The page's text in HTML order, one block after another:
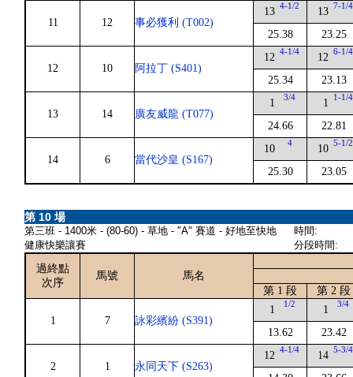
11 12 事必獲利 (T002)
13 4-1/2
25.38
13 7-1/4
23.25
12 10 阿拉丁 (S401)
12 4-1/4
25.34
12 6-1/4
23.13
13 14 廣友威龍 (T077)
1 3/4
24.66
1 1-1/4
22.81
14 6 當代沙皇 (S167)
10 4
25.30
10 5-1/2
23.05
第 10 場
第三班 - 1400米 - (80-60) - 草地 - "A" 賽道 - 好地至快地
健康快樂讓賽
時間:
分段時間:
過終點
次序
馬號
馬名
第 1 段
第 2 段
1 7 詠彩繽紛 (S391)
1 1/2
13.62
1 3/4
23.42
2 1 永同天下 (S263)
12 4-1/4 14 5-3/4